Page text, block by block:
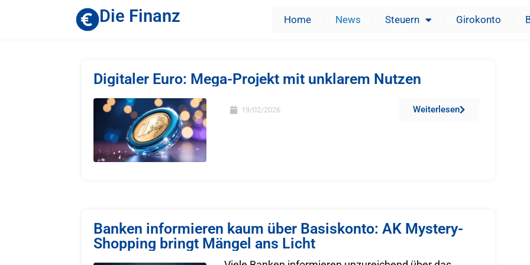
Die Finanz Home News Steuern Girokonto
Digitaler Euro: Mega-Projekt mit unklarem Nutzen
19/02/2026 Weiterlesen
Banken informieren kaum über Basiskonto: AK Mystery-
Shopping bringt Mängel ans Licht